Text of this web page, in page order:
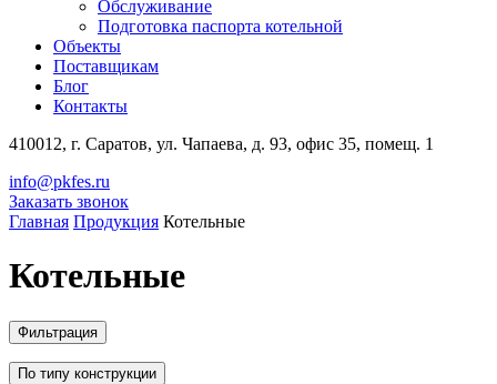
Обслуживание
Подготовка паспорта котельной
Объекты
Поставщикам
Блог
Контакты
410012, г. Саратов, ул. Чапаева, д. 93, офис 35, помещ. 1
info@pkfes.ru
Заказать звонок
Главная Продукция Котельные
Котельные
Фильтрация
По типу конструкции